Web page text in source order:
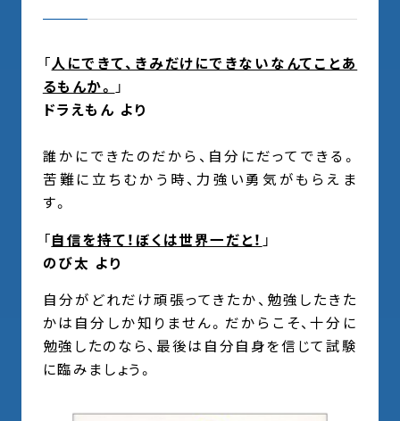
「人にできて、きみだけにできないなんてことあ
るもんか。 」
ドラえもん より
誰かにできたのだから、自分にだってできる。
苦難に立ちむかう時、力強い勇気がもらえま
す。
「自信を持て！ぼくは世界一だと！ 」
のび太 より
自分がどれだけ頑張ってきたか、勉強したきた
かは自分しか知りません。だからこそ、十分に
勉強したのなら、最後は自分自身を信じて試験
に臨みましょう。